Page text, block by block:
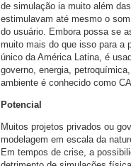
de simulação ia muito além
estimulavam até mesmo o
do usuário. Embora possa se
muito mais do que isso para a
único da América Latina, é
governo, energia,
ambiente é conhecido como
Potencial
Muitos projetos privados ou
modelagem em escala da
Em tempos de crise, a